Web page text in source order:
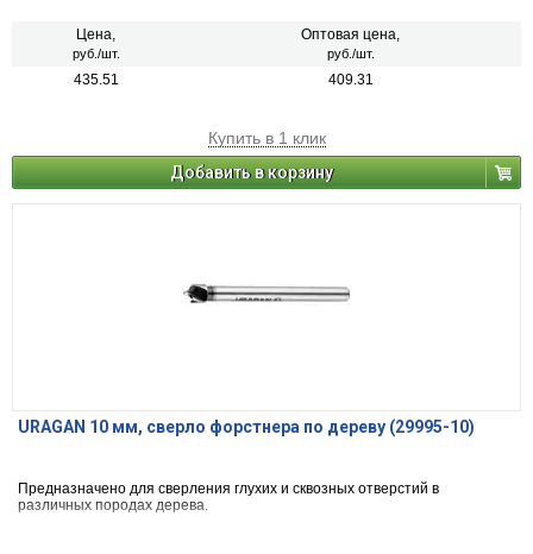
Цена,
руб./шт.
Оптовая цена,
руб./шт.
435.51 409.31
Купить в 1 клик
Добавить в корзину
URAGAN 10 мм, cверло форстнера по дереву (29995-10)
Предназначено для сверления глухих и сквозных отверстий в
различных породах дерева.